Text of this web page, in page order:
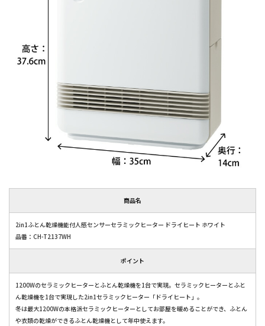
商品名
2in1ふとん乾燥機能付人感センサーセラミックヒーター ドライヒート ホワイト
品番：CH-T2137WH
ポイント
1200Wのセラミックヒーターとふとん乾燥機を1台で実現。セラミックヒーターとふと
ん乾燥機を1台で実現した2in1セラミックヒーター「ドライヒート」。
冬は最大1200Wの本格派セラミックヒーターとしてお部屋を暖めることができ、ふとん
や衣類の乾燥ができるふとん乾燥機として年中使えます。